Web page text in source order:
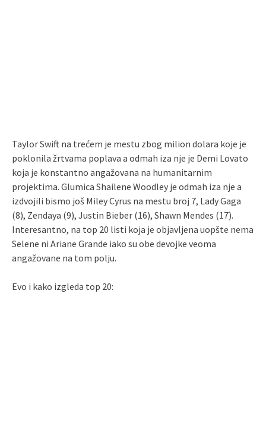
Taylor Swift na trećem je mestu zbog milion dolara koje je
poklonila žrtvama poplava a odmah iza nje je Demi Lovato
koja je konstantno angažovana na humanitarnim
projektima. Glumica Shailene Woodley je odmah iza nje a
izdvojili bismo još Miley Cyrus na mestu broj 7, Lady Gaga
(8), Zendaya (9), Justin Bieber (16), Shawn Mendes (17).
Interesantno, na top 20 listi koja je objavljena uopšte nema
Selene ni Ariane Grande iako su obe devojke veoma
angažovane na tom polju.
Evo i kako izgleda top 20: